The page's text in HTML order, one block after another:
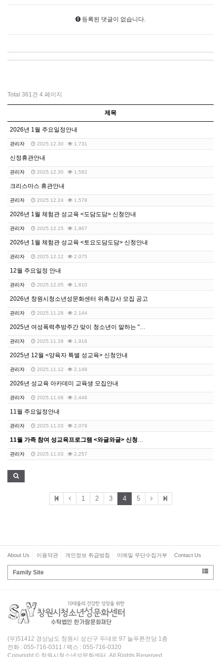
등록된 댓글이 없습니다.
Total 361건 4 페이지
제목
2026년 1월 주요일정안내
관리자 2025.12.30 1,731
신정휴관안내
관리자 2025.12.30 1,582
크리스마스 휴관안내
관리자 2025.12.24 1,578
2026년 1월 체험관 성교육 <도담도담> 신청안내
관리자 2025.12.15 1,967
2026년 1월 체험관 성교육 <토요도담도담> 신청안내
관리자 2025.12.12 2,075
12월 주요일정 안내
관리자 2025.12.05 1,810
2026년 창원시청소년성문화센터 위촉강사 모집 공고
관리자 2025.11.28 2,144
2025년 여성폭력추방주간 맞이 청소년이 말하는 "디지…
관리자 2025.11.28 1,916
2025년 12월 <양육자 특별 성교육> 신청안내
관리자 2025.11.12 2,149
2026년 성교육 아카데미 교육생 모집안내
관리자 2025.11.08 2,446
11월 주요일정안내
관리자 2025.11.03 2,079
11월 가족 참여 성교육프로그램 <와글와글> 신청안내
관리자 2025.11.03 2,257
1 2 3 4 5
About Us 이용약관 개인정보 취급방침 이메일 무단수집거부 Contact Us
Family Site
(우)51412 경상남도 창원시 성산구 두대로 97 늘푸른전당 1층
전화 : 055-716-0311 / 팩스 : 055-716-0320